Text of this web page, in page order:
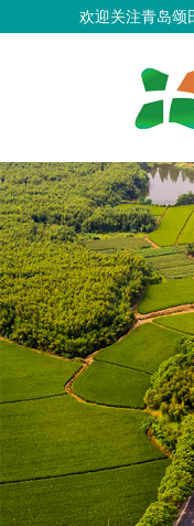
欢迎关注青岛颂